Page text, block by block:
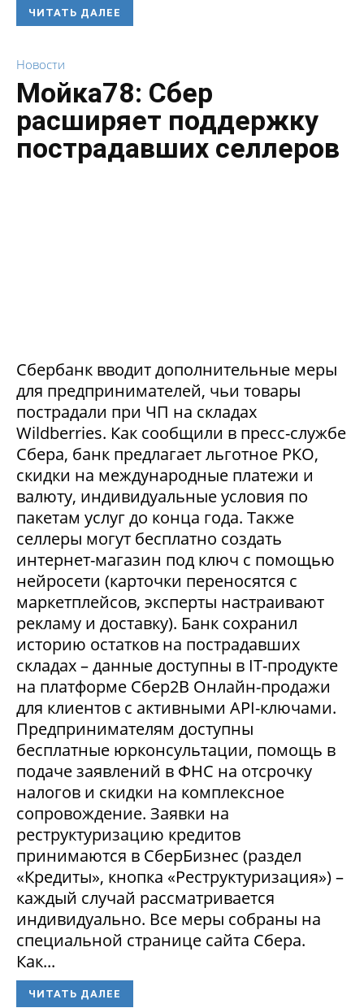
ЧИТАТЬ ДАЛЕЕ
Новости
Мойка78: Сбер
расширяет поддержку
пострадавших селлеров
Сбербанк вводит дополнительные меры
для предпринимателей, чьи товары
пострадали при ЧП на складах
Wildberries. Как сообщили в пресс-службе
Сбера, банк предлагает льготное РКО,
скидки на международные платежи и
валюту, индивидуальные условия по
пакетам услуг до конца года. Также
селлеры могут бесплатно создать
интернет-магазин под ключ с помощью
нейросети (карточки переносятся с
маркетплейсов, эксперты настраивают
рекламу и доставку). Банк сохранил
историю остатков на пострадавших
складах – данные доступны в IT-продукте
на платформе Сбер2В Онлайн-продажи
для клиентов с активными API-ключами.
Предпринимателям доступны
бесплатные юрконсультации, помощь в
подаче заявлений в ФНС на отсрочку
налогов и скидки на комплексное
сопровождение. Заявки на
реструктуризацию кредитов
принимаются в СберБизнес (раздел
«Кредиты», кнопка «Реструктуризация») –
каждый случай рассматривается
индивидуально. Все меры собраны на
специальной странице сайта Сбера.
Как...
ЧИТАТЬ ДАЛЕЕ